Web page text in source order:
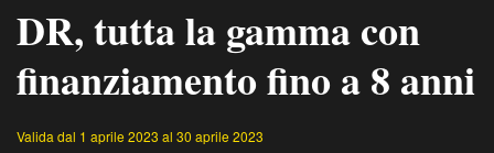
DR, tutta la gamma con
finanziamento fino a 8 anni
Valida dal 1 aprile 2023 al 30 aprile 2023